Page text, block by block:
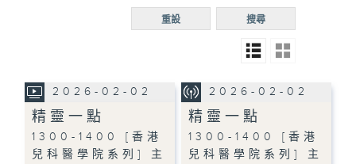
R5
普通
搜尋
重設
2026-02-02
精靈一點
1300-1400 [香港
兒科醫學院系列] 主
2026-02-02
精靈一點
1300-1400 [香港
兒科醫學院系列] 主